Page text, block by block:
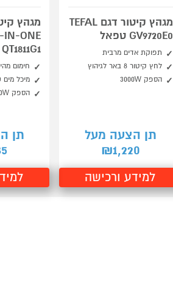
מגהץ קיטור דגם TEFAL
GV9720E0 טפאל
תפוקת אדים מרבית
לחץ קיטור 8 באר לגיהוץ
הספק 3000W
תן הצעה מעל
₪1,220
למידע ורכישה
מגהץ
IN-ONE
QT1811G1
חימום מהיר 70
מיכל מים של
הספק 2200W
תן